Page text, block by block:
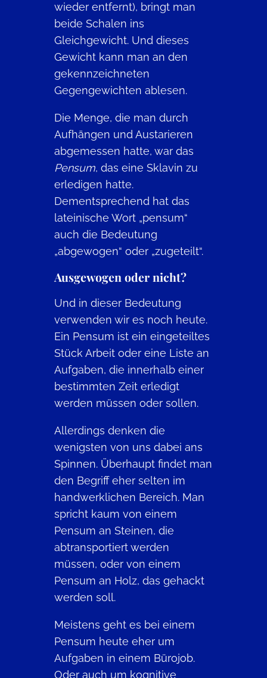
wieder entfernt), bringt man
beide Schalen ins
Gleichgewicht. Und dieses
Gewicht kann man an den
gekennzeichneten
Gegengewichten ablesen.
Die Menge, die man durch
Aufhängen und Austarieren
abgemessen hatte, war das
Pensum, das eine Sklavin zu
erledigen hatte.
Dementsprechend hat das
lateinische Wort „pensum“
auch die Bedeutung
„abgewogen“ oder „zugeteilt“.
Ausgewogen oder nicht?
Und in dieser Bedeutung
verwenden wir es noch heute.
Ein Pensum ist ein eingeteiltes
Stück Arbeit oder eine Liste an
Aufgaben, die innerhalb einer
bestimmten Zeit erledigt
werden müssen oder sollen.
Allerdings denken die
wenigsten von uns dabei ans
Spinnen. Überhaupt findet man
den Begriff eher selten im
handwerklichen Bereich. Man
spricht kaum von einem
Pensum an Steinen, die
abtransportiert werden
müssen, oder von einem
Pensum an Holz, das gehackt
werden soll.
Meistens geht es bei einem
Pensum heute eher um
Aufgaben in einem Bürojob.
Oder auch um kognitive